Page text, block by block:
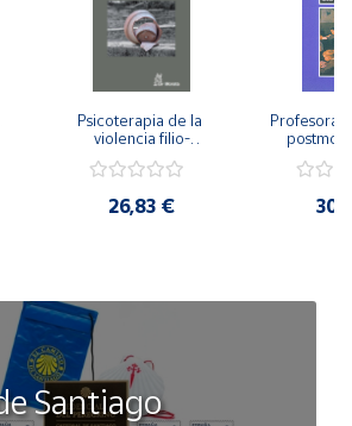
Psicoterapia de la
violencia filio-
secreto y la
26,83 €
Santiago